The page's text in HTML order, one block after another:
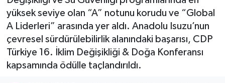
yüksek seviye olan “A” notunu korudu ve “Global
A Liderleri” arasında yer aldı. Anadolu Isuzu’nun
çevresel sürdürülebilirlik alanındaki başarısı, CDP
Türkiye 16. İklim Değişikliği & Doğa Konferansı
kapsamında ödülle taçlandırıldı.
TAŞITLAR